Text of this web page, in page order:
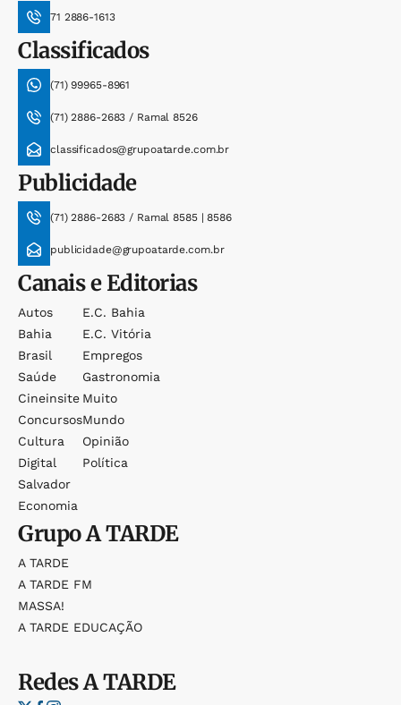
71 2886-1613
Classificados
(71) 99965-8961
(71) 2886-2683 / Ramal 8526
classificados@grupoatarde.com.br
Publicidade
(71) 2886-2683 / Ramal 8585 | 8586
publicidade@grupoatarde.com.br
Canais e Editorias
Autos
Bahia
Brasil
Saúde
Cineinsite
Concursos
Cultura
Digital
Salvador
Economia
E.c. Bahia
E.c. Vitória
Empregos
Gastronomia
Muito
Mundo
Opinião
Política
GrupoA TARDE
A TARDE
A TARDE FM
MASSA!
A TARDE EDUCAÇÃO
RedesA TARDE